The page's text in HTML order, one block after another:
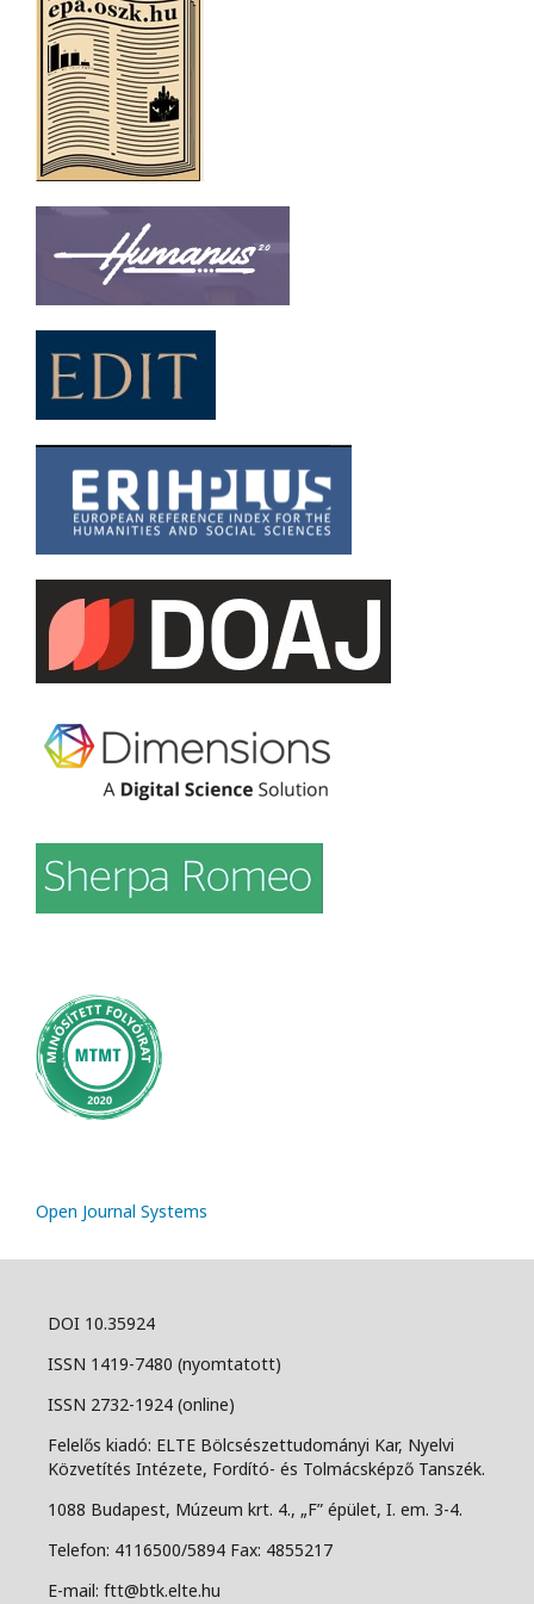
Open Journal Systems
DOI 10.35924
ISSN 1419-7480 (nyomtatott)
ISSN 2732-1924 (online)
Felelős kiadó: ELTE Bölcsészettudományi Kar, Nyelvi
Közvetítés Intézete, Fordító- és Tolmácsképző Tanszék.
1088 Budapest, Múzeum krt. 4., „F” épület, I. em. 3-4.
Telefon: 4116500/5894 Fax: 4855217
E-mail: ftt@btk.elte.hu